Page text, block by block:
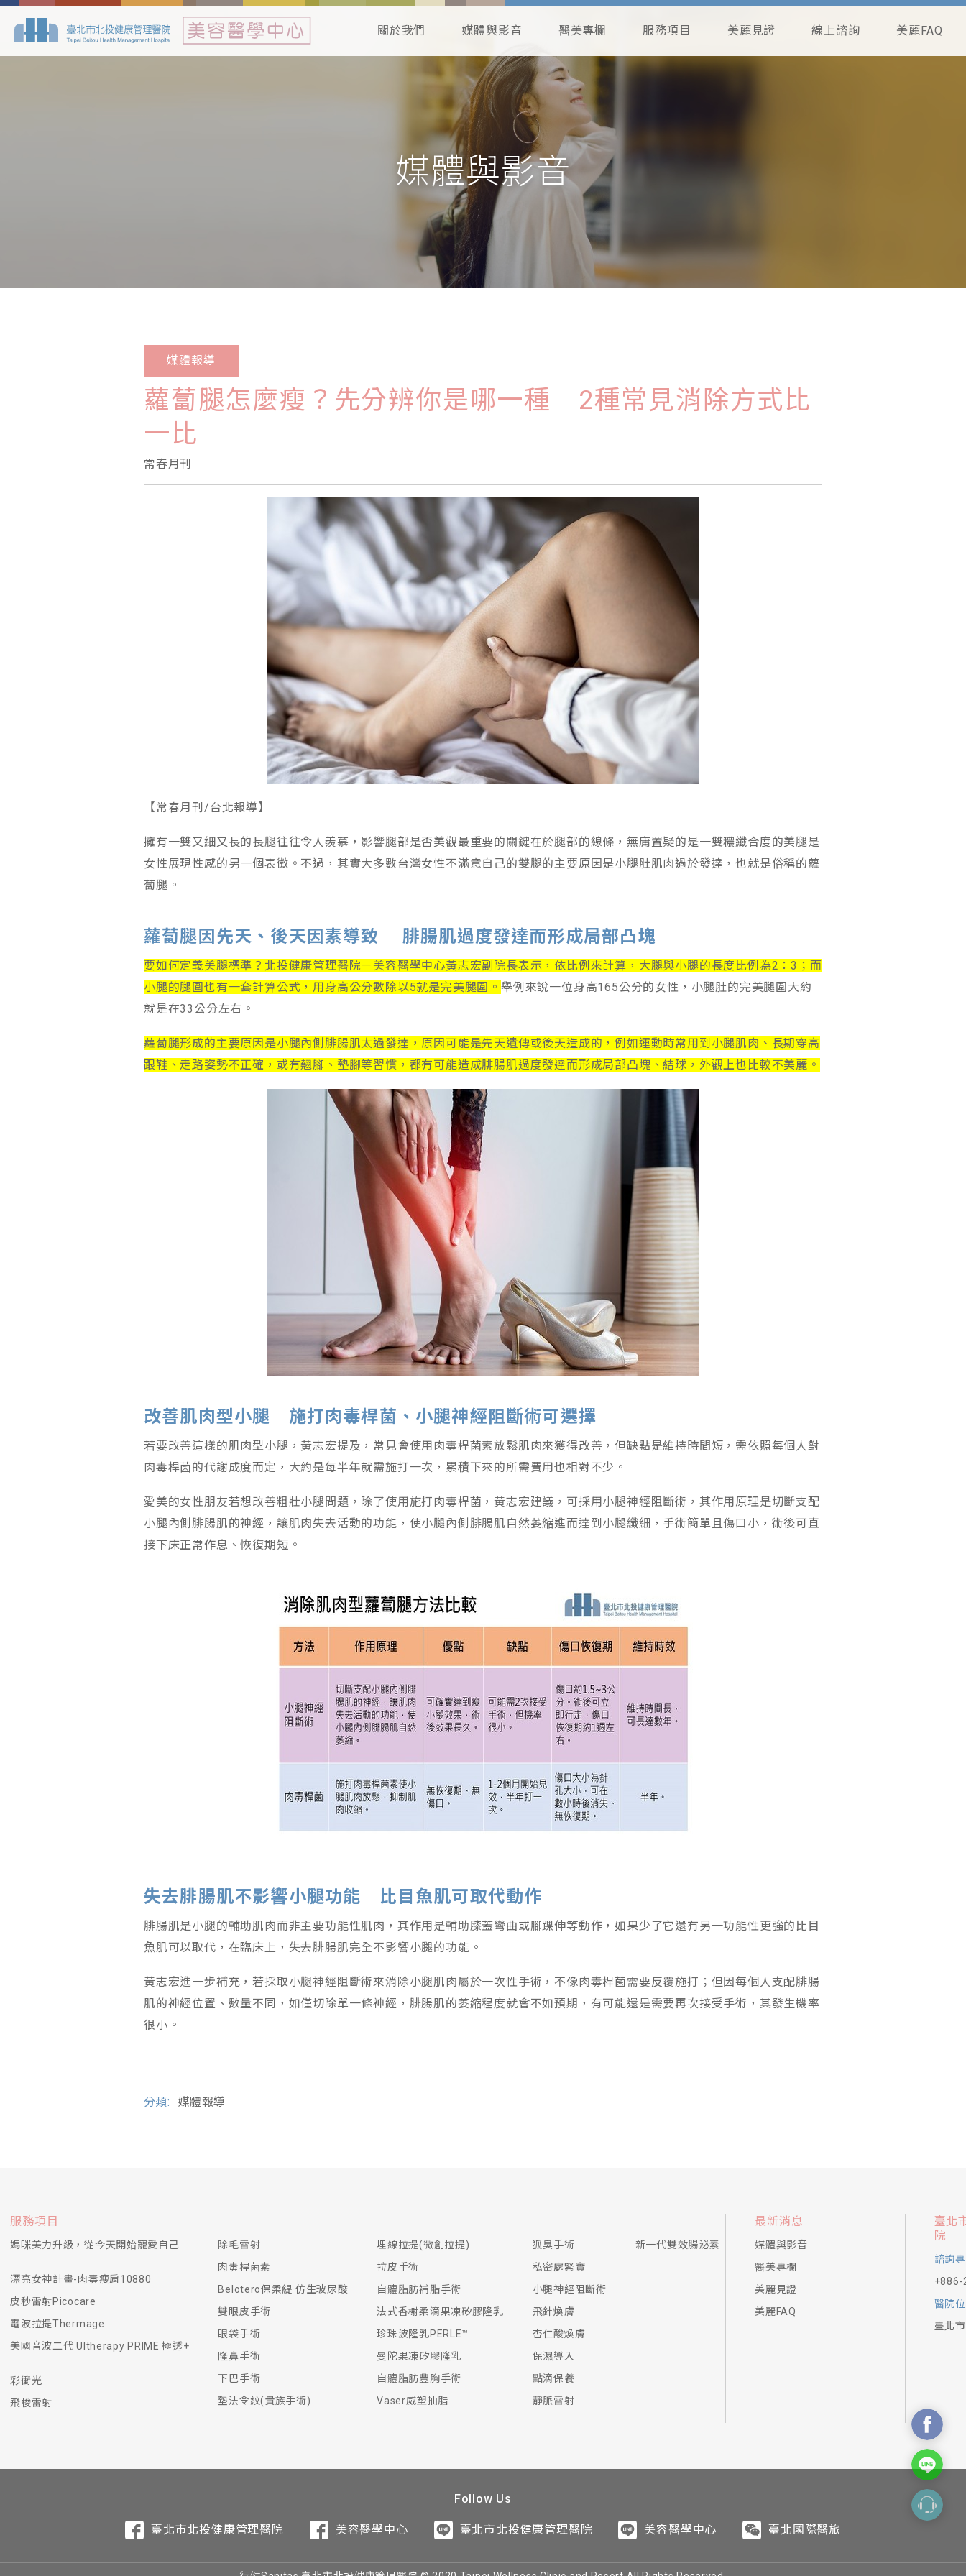
關於我們 媒體與影音 醫美專欄 服務項目 美麗見證 線上諮詢 美麗FAQ
媒體與影音
媒體報導
蘿蔔腿怎麼瘦？先分辨你是哪一種 2種常見消除方式比
一比
常春月刊
【常春月刊/台北報導】
擁有一雙又細又長的長腿往往令人羨慕，影響腿部是否美觀最重要的關鍵在於腿部的線條，無庸置疑的是一雙穠纖合度的美腿是
女性展現性感的另一個表徵。不過，其實大多數台灣女性不滿意自己的雙腿的主要原因是小腿肚肌肉過於發達，也就是俗稱的蘿
蔔腿。
蘿蔔腿因先天、後天因素導致 腓腸肌過度發達而形成局部凸塊
要如何定義美腿標準？北投健康管理醫院－美容醫學中心黃志宏副院長表示，依比例來計算，大腿與小腿的長度比例為2：3；而
小腿的腿圍也有一套計算公式，用身高公分數除以5就是完美腿圍。 舉例來說一位身高165公分的女性，小腿肚的完美腿圍大約
就是在33公分左右。
蘿蔔腿形成的主要原因是小腿內側腓腸肌太過發達，原因可能是先天遺傳或後天造成的，例如運動時常用到小腿肌肉、長期穿高
跟鞋、走路姿勢不正確，或有翹腳、墊腳等習慣，都有可能造成腓腸肌過度發達而形成局部凸塊、結球，外觀上也比較不美麗。
改善肌肉型小腿 施打肉毒桿菌、小腿神經阻斷術可選擇
若要改善這樣的肌肉型小腿，黃志宏提及，常見會使用肉毒桿菌素放鬆肌肉來獲得改善，但缺點是維持時間短，需依照每個人對
肉毒桿菌的代謝成度而定，大約是每半年就需施打一次，累積下來的所需費用也相對不少。
愛美的女性朋友若想改善粗壯小腿問題，除了使用施打肉毒桿菌，黃志宏建議，可採用小腿神經阻斷術，其作用原理是切斷支配
小腿內側腓腸肌的神經，讓肌肉失去活動的功能，使小腿內側腓腸肌自然萎縮進而達到小腿纖細，手術簡單且傷口小，術後可直
接下床正常作息、恢復期短。
失去腓腸肌不影響小腿功能 比目魚肌可取代動作
腓腸肌是小腿的輔助肌肉而非主要功能性肌肉，其作用是輔助膝蓋彎曲或腳踝伸等動作，如果少了它還有另一功能性更強的比目
魚肌可以取代，在臨床上，失去腓腸肌完全不影響小腿的功能。
黃志宏進一步補充，若採取小腿神經阻斷術來消除小腿肌肉屬於一次性手術，不像肉毒桿菌需要反覆施打；但因每個人支配腓腸
肌的神經位置、數量不同，如僅切除單一條神經，腓腸肌的萎縮程度就會不如預期，有可能還是需要再次接受手術，其發生機率
很小。
分類: 媒體報導
服務項目
媽咪美力升級，從今天開始寵愛自己
漂亮女神計畫-肉毒瘦肩10880
皮秒雷射Picocare
電波拉提Thermage
美國音波二代 Ultherapy PRIME 極透+
彩衝光
飛梭雷射
除毛雷射
肉毒桿菌素
Belotero保柔緹 仿生玻尿酸
雙眼皮手術
眼袋手術
隆鼻手術
下巴手術
墊法令紋(貴族手術)
埋線拉提(微創拉提)
拉皮手術
自體脂肪補脂手術
法式香榭柔滴果凍矽膠隆乳
珍珠波隆乳PERLE™
曼陀果凍矽膠隆乳
自體脂肪豐胸手術
Vaser威塑抽脂
狐臭手術
私密處緊實
小腿神經阻斷術
飛針煥膚
杏仁酸煥膚
保濕導入
點滴保養
靜脈雷射
新一代雙效腸泌素
最新消息
媒體與影音
醫美專欄
美麗見證
美麗FAQ
臺北
院
諮詢
醫院
臺北
Follow Us
臺北市北投健康管理醫院 美容醫學中心 臺北市北投健康管理醫院 美容醫學中心 臺北國際醫旅